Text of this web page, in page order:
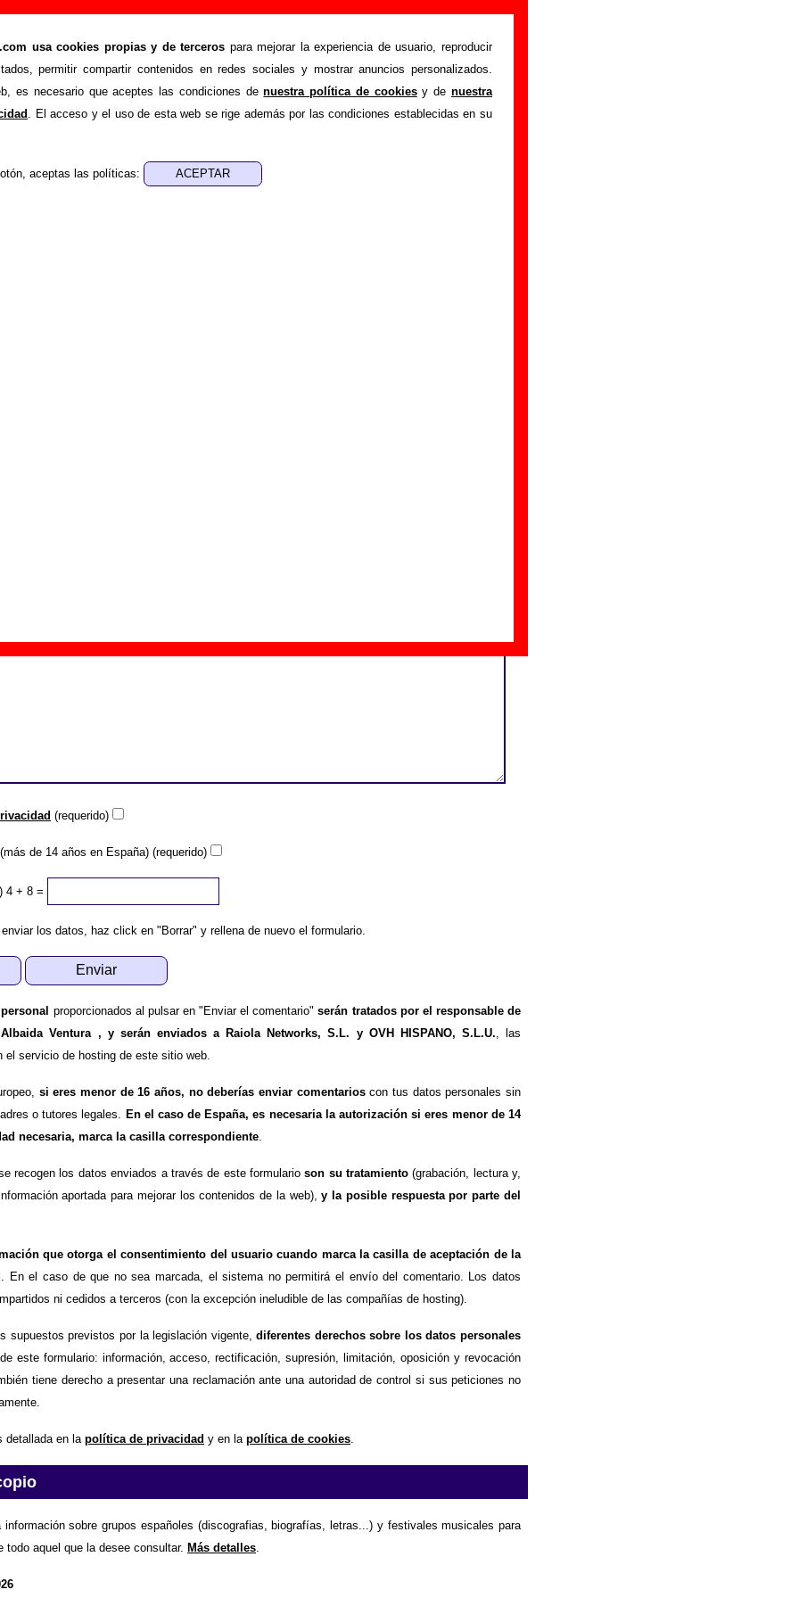
usa cookies propias y de terceros para mejorar la experiencia de usuario, reproducir
permitir compartir contenidos en redes sociales y mostrar anuncios personalizados.
es necesario que aceptes las condiciones denuestra política de cookiesy denuestra
. El acceso y el uso de esta web se rige además por las condiciones establecidas en su
aceptas las políticas:
Azules - Añadir o corregir información
De Azules >Añadir
adicional, puedes enviar nueva información o corregir la existente mediante el
o escribiendo un e-mail a guialven@musicoscopio.com.Gracias por tu
(requerido)
de 14 años en España) (requerido)
4 + 8 =
los datos, haz click en "Borrar" y rellena de nuevo el formulario.
proporcionados al pulsar en "Enviar el comentario"serán tratados por el responsable de
Ventura , y serán enviados a Raiola Networks, S.L. y OVH HISPANO, S.L.U. , las
el servicio de hosting de este sitio web.
si eres menor de 16 años, no deberías enviar comentarioscon tus datos personales sin
o tutores legales.
En el caso de España, es necesaria la autorización si eres menor de 14
necesaria, marca la casilla correspondiente
recogen los datos enviados a través de este formularioson su tratamiento(grabación, lectura y,
aportada para mejorar los contenidos de la web),y la posible respuesta por parte del
que otorga el consentimiento del usuario cuando marca la casilla de aceptación de la
. En el caso de que no sea marcada, el sistema no permitirá el envío del comentario. Los datos
ni cedidos a terceros (con la excepción ineludible de las compañías de hosting).
supuestos previstos por la legislación vigente,diferentes derechos sobre los datos personales
este formulario: información, acceso, rectificación, supresión, limitación, oposición y revocación
tiene derecho a presentar una reclamación ante una autoridad de control si sus peticiones no
detallada en la política de privacidad y en la política de cookies
información sobre grupos españoles (discografias, biografías, letras...) y festivales musicales para
todo aquel que la desee consultar. Más detalles.